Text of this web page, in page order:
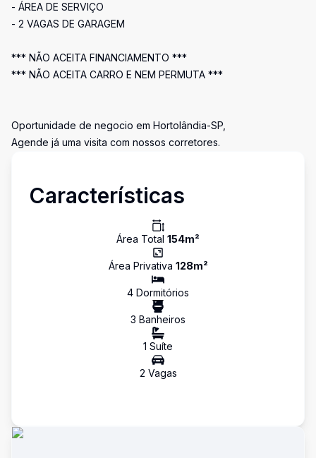
- ÁREA DE SERVIÇO
- 2 VAGAS DE GARAGEM
*** NÃO ACEITA FINANCIAMENTO ***
*** NÃO ACEITA CARRO E NEM PERMUTA ***
Oportunidade de negocio em Hortolândia-SP,
Agende já uma visita com nossos corretores.
Características
Área Total 154m²
Área Privativa 128m²
4 Dormitórios
3 Banheiros
1 Suíte
2 Vagas